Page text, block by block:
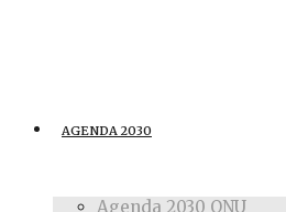
AGENDA 2030
Agenda 2030 ONU